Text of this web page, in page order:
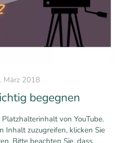
März 2018
begegnen
von YouTube.
Inhalt zuzugreifen, klicken Sie